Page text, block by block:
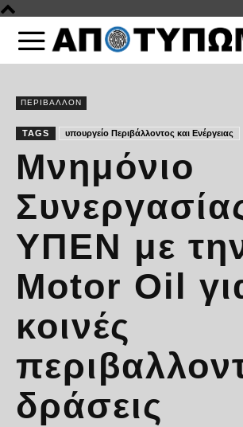
ΠΕΡΙΒΑΛΛΟΝ
TAGS υπουργείο Περιβάλλοντος και Ενέργειας
Μνημόνιο
ΥΠΕΝ με
Motor Oil
κοινές
δράσεις